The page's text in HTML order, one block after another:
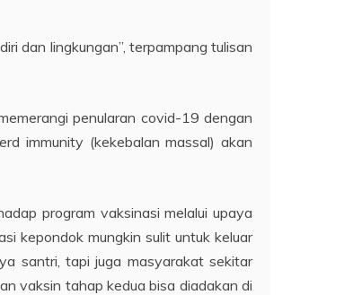
dan lingkungan”, terpampang tulisan
penularan covid-19 dengan
immunity (kekebalan massal) akan
program vaksinasi melalui upaya
kepondok mungkin sulit untuk keluar
santri, tapi juga masyarakat sekitar
vaksin tahap kedua bisa diadakan di